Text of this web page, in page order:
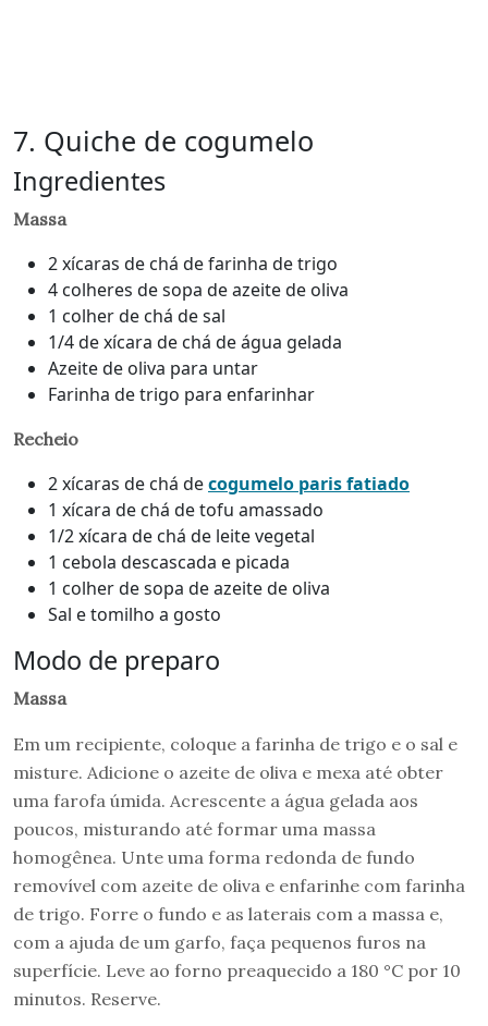
7. Quiche de cogumelo
Ingredientes
Massa
2 xícaras de chá de farinha de trigo
4 colheres de sopa de azeite de oliva
1 colher de chá de sal
1/4 de xícara de chá de água gelada
Azeite de oliva para untar
Farinha de trigo para enfarinhar
Recheio
2 xícaras de chá decogumelo paris fatiado
1 xícara de chá de tofu amassado
1/2 xícara de chá de leite vegetal
1 cebola descascada e picada
1 colher de sopa de azeite de oliva
Sal e tomilho a gosto
Modo de preparo
Massa
Em um recipiente, coloque a farinha de trigo e o sal e
misture. Adicione o azeite de oliva e mexa até obter
uma farofa úmida. Acrescente a água gelada aos
poucos, misturando até formar uma massa
homogênea. Unte uma forma redonda de fundo
removível com azeite de oliva e enfarinhe com farinha
de trigo. Forre o fundo e as laterais com a massa e,
com a ajuda de um garfo, faça pequenos furos na
superfície. Leve ao forno preaquecido a 180 °C por 10
minutos. Reserve.